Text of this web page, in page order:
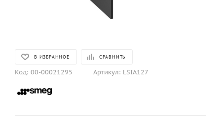
В ИЗБРАННОЕ СРАВНИТЬ
Код: 00-00021295 Артикул: LSIA127